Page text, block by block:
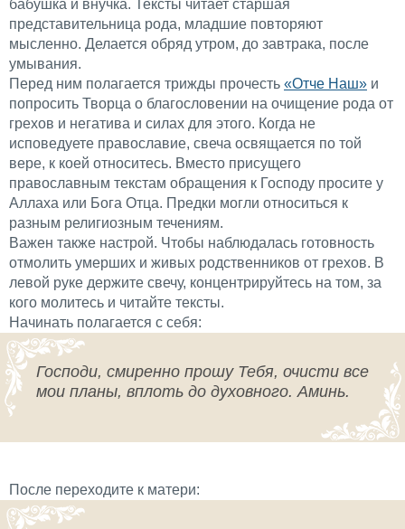
бабушка и внучка. Тексты читает старшая
представительница рода, младшие повторяют
мысленно. Делается обряд утром, до завтрака, после
умывания.
Перед ним полагается трижды прочесть «Отче Наш» и
попросить Творца о благословении на очищение рода от
грехов и негатива и силах для этого. Когда не
исповедуете православие, свеча освящается по той
вере, к коей относитесь. Вместо присущего
православным текстам обращения к Господу просите у
Аллаха или Бога Отца. Предки могли относиться к
разным религиозным течениям.
Важен также настрой. Чтобы наблюдалась готовность
отмолить умерших и живых родственников от грехов. В
левой руке держите свечу, концентрируйтесь на том, за
кого молитесь и читайте тексты.
Начинать полагается с себя:
Господи, смиренно прошу Тебя, очисти все
мои планы, вплоть до духовного. Аминь.
После переходите к матери: